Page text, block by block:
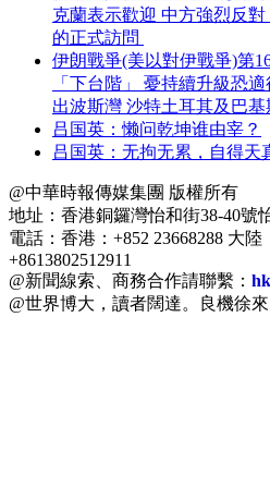
克蘭表示歡迎 中方強烈反
的正式訪問
伊朗戰爭(美以對伊戰爭)第
「下台階」 憂持續升級恐
出波斯灣 沙特土耳其及巴
吕国英：懒问乾坤谁由宰？
吕国英：无拘无累，自得天
@中華時報傳媒集團 版權所有
地址：香港銅鑼灣怡和街38-40號
電話：香港：+852 23668288 大陸
+8613802512911
@新聞線索、商務合作請聯繫：
@世界博大，讀者闊達。良機徐來